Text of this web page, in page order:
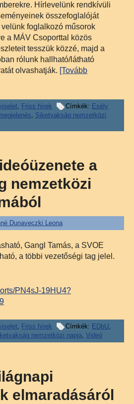
Hírlevelünk rendkívüli
összefoglalóját
foglalkozó műsorok
a MÁV Csoporttal közös
tesszük közzé, majd a
rólunk hallható/látható
olvashatják. [Tovább
, Friss hírek Címkék: Esély
, Siketvakság nemzetközi
a
nemzetközi
Dunaveczki Leona
Gangl Tamás, a SVOE
a többi vezetőségi tag jelel.
PN4sJ-19HU4?
, Friss hírek Címkék: EDbU,
nemzetközi napja, Videó
elmaradásáról